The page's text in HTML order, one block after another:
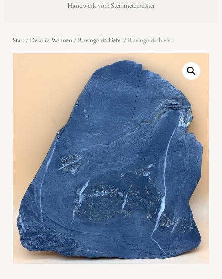
Handwerk vom Steinmetzmeister
Start/Deko & Wohnen/Rheingoldschiefer/ Rheingoldschiefer